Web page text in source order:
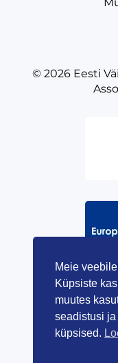
© 2026 Eesti
Meie
Küpsiste
muutes
seadistusi ja
küpsised.